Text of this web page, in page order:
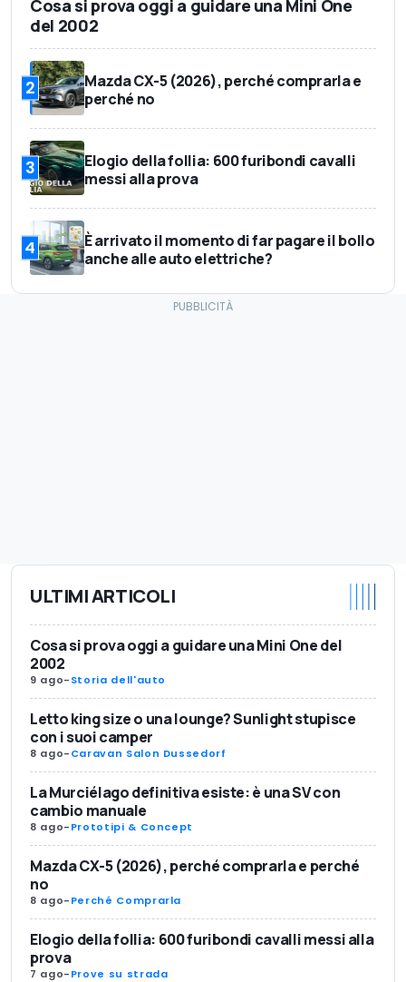
Cosa si prova oggi a guidare una Mini One
del 2002
2
Mazda CX-5 (2026), perché comprarla e
perché no
3
Elogio della follia: 600 furibondi cavalli
messi alla prova
4
È arrivato il momento di far pagare il bollo
anche alle auto elettriche?
ULTIMI ARTICOLI
Cosa si prova oggi a guidare una Mini One del
2002
9 ago-Storia dell'auto
Letto king size o una lounge? Sunlight stupisce
con i suoi camper
8 ago-Caravan Salon Dussedorf
La Murciélago definitiva esiste: è una SV con
cambio manuale
8 ago-Prototipi & Concept
Mazda CX-5 (2026), perché comprarla e perché
no
8 ago-Perché Comprarla
Elogio della follia: 600 furibondi cavalli messi alla
prova
7 ago-Prove su strada